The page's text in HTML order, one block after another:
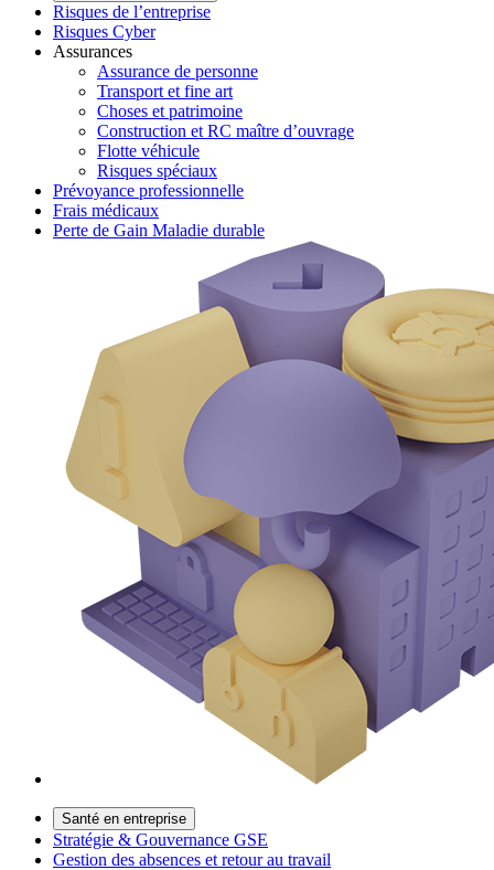
Risques de l’entreprise
Risques Cyber
Assurances
Assurance de personne
Transport et fine art
Choses et patrimoine
Construction et RC maître d’ouvrage
Flotte véhicule
Risques spéciaux
Prévoyance professionnelle
Frais médicaux
Perte de Gain Maladie durable
Santé en entreprise
Stratégie & Gouvernance GSE
Gestion des absences et retour au travail